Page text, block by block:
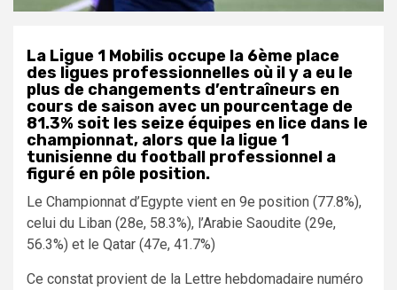
La Ligue 1 Mobilis occupe la 6ème place
des ligues professionnelles où il y a eu le
plus de changements d’entraîneurs en
cours de saison avec un pourcentage de
81.3% soit les seize équipes en lice dans le
championnat, alors que la ligue 1
tunisienne du football professionnel a
figuré en pôle position.
Le Championnat d’Egypte vient en 9e position (77.8%),
celui du Liban (28e, 58.3%), l’Arabie Saoudite (29e,
56.3%) et le Qatar (47e, 41.7%)
Ce constat provient de la Lettre hebdomadaire numéro